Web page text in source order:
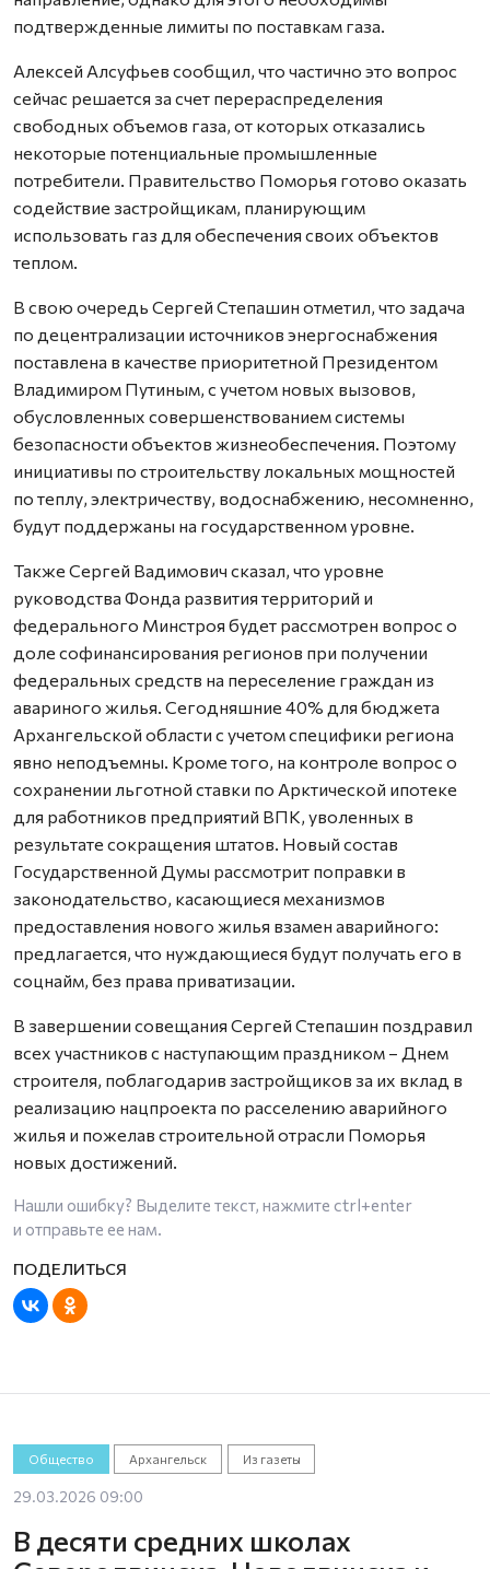
подтвержденные лимиты по поставкам газа.
Алексей Алсуфьев сообщил, что частично это вопрос
сейчас решается за счет перераспределения
свободных объемов газа, от которых отказались
некоторые потенциальные промышленные
потребители. Правительство Поморья готово оказать
содействие застройщикам, планирующим
использовать газ для обеспечения своих объектов
теплом.
В свою очередь Сергей Степашин отметил, что задача
по децентрализации источников энергоснабжения
поставлена в качестве приоритетной Президентом
Владимиром Путиным, с учетом новых вызовов,
обусловленных совершенствованием системы
безопасности объектов жизнеобеспечения. Поэтому
инициативы по строительству локальных мощностей
по теплу, электричеству, водоснабжению, несомненно,
будут поддержаны на государственном уровне.
Также Сергей Вадимович сказал, что уровне
руководства Фонда развития территорий и
федерального Минстроя будет рассмотрен вопрос о
доле софинансирования регионов при получении
федеральных средств на переселение граждан из
авариного жилья. Сегодняшние 40% для бюджета
Архангельской области с учетом специфики региона
явно неподъемны. Кроме того, на контроле вопрос о
сохранении льготной ставки по Арктической ипотеке
для работников предприятий ВПК, уволенных в
результате сокращения штатов. Новый состав
Государственной Думы рассмотрит поправки в
законодательство, касающиеся механизмов
предоставления нового жилья взамен аварийного:
предлагается, что нуждающиеся будут получать его в
соцнайм, без права приватизации.
В завершении совещания Сергей Степашин поздравил
всех участников с наступающим праздником – Днем
строителя, поблагодарив застройщиков за их вклад в
реализацию нацпроекта по расселению аварийного
жилья и пожелав строительной отрасли Поморья
новых достижений.
Нашли ошибку? Выделите текст, нажмите ctrl+enter
и отправьте ее нам.
Общество Архангельск Из газеты
29.03.2026 09:00
В десяти средних школах